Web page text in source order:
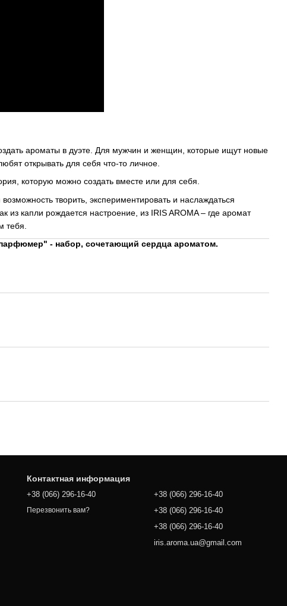
ароматы в дуэте. Для мужчин и женщин, которые ищут новые
открывать для себя что-то личное.
которую можно создать вместе или для себя.
творить, экспериментировать и наслаждаться
из капли рождается настроение, из IRIS AROMA – где аромат
тебя.
- набор, сочетающий сердца ароматом.
Контактная информация
+38 (066) 296-16-40
Перезвонить вам?
+38 (066) 296-16-40
+38 (066) 296-16-40
+38 (066) 296-16-40
iris.aroma.ua@gmail.com